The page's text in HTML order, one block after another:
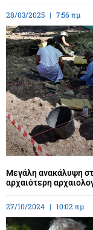
28/03/2025 7:56 πμ
Μεγάλη ανακάλυψη
αρχαιότερη
27/10/2024 10:02 πμ